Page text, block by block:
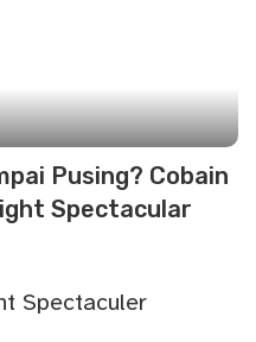
Pusing? Cobain
Spectacular